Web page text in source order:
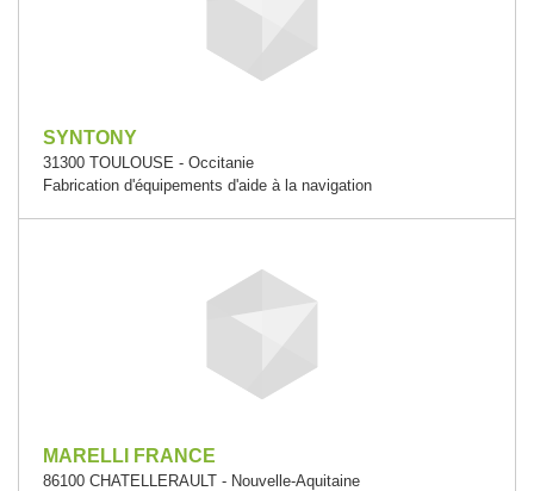
SYNTONY
31300 TOULOUSE - Occitanie
Fabrication d'équipements d'aide à la navigation
MARELLI FRANCE
86100 CHATELLERAULT - Nouvelle-Aquitaine